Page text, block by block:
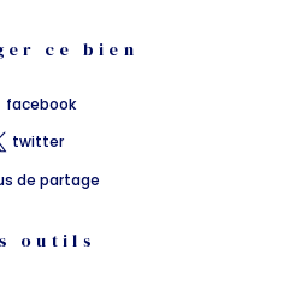
ce bien
facebook
twitter
de partage
outils